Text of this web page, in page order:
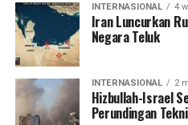
INTERNASIONAL 4
Iran Luncurkan
Negara Teluk
INTERNASIONAL 2
Hizbullah-Israel
Perundingan